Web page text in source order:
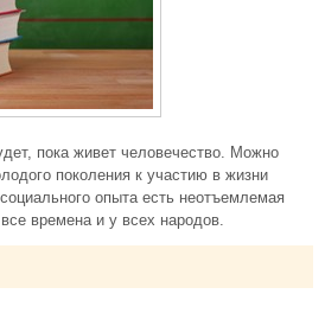
пока живет человечество. Можно
поколения к участию в жизни
опыта есть неотъемлемая
времена и у всех народов.